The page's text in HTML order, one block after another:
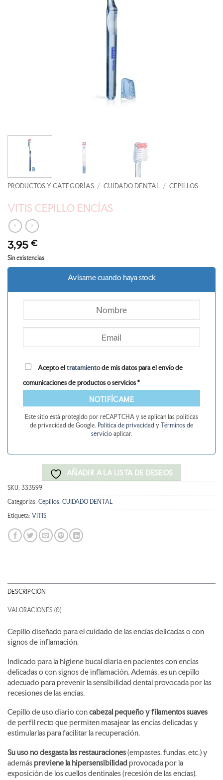
PRODUCTOS Y CATEGORÍAS / CUIDADO DENTAL / CEPILLOS
VITIS CEPILLO ENCÍAS
3,95 €
Sin existencias
Avísame cuando haya stock
Acepto eltratamientode mis datos para el envío de
comunicaciones de productos o servicios *
NOTIFÍCAME
Este sitio está protegido por reCAPTCHA y se aplican las políticas
de privacidad de Google. Politica de privacidad y Términos de
servicio aplicar.
AÑADIR A LA LISTA DE DESEOS
SKU: 333599
Categorías: Cepillos, CUIDADO DENTAL
Etiqueta: VITIS
DESCRIPCIÓN
VALORACIONES (0)
Cepillo diseñado para el cuidado de las encías delicadas o con
signos de inflamación.
Indicado para la higiene bucal diaria en pacientes con encías
delicadas o con signos de inflamación. Además, es un cepillo
adecuado para prevenir la sensibilidad dental provocada por las
recesiones de las encías.
Cepillo de uso diario concabezal pequeño y filamentos suaves
de perfil recto que permiten masajear las encías delicadas y
estimularlas para facilitar la recuperación.
Su uso no desgasta las restauraciones(empastes, fundas, etc.) y
ademáspreviene la hipersensibilidadprovocada por la
exposición de los cuellos dentinales (recesión de las encías).